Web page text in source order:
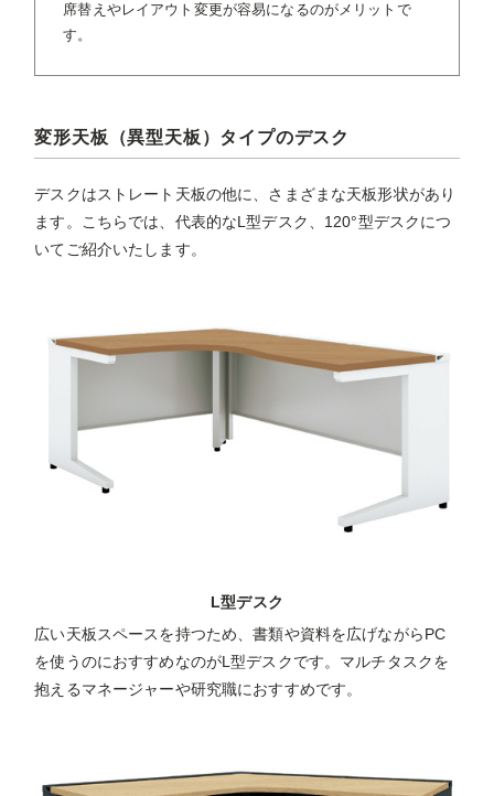
席替えやレイアウト変更が容易になるのがメリットで
す。
変形天板（異型天板）タイプのデスク
デスクはストレート天板の他に、さまざまな天板形状があり
ます。こちらでは、代表的なL型デスク、120°型デスクにつ
いてご紹介いたします。
L型デスク
広い天板スペースを持つため、書類や資料を広げながらPC
を使うのにおすすめなのがL型デスクです。マルチタスクを
抱えるマネージャーや研究職におすすめです。